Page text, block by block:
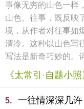
事像无穷的山色一样
山色、往事，既反映
境，从作者对往事如
清冷。这种以山色写
写法是新奇巧妙的。
《太常引·自题小照
5. 一往情深深几许